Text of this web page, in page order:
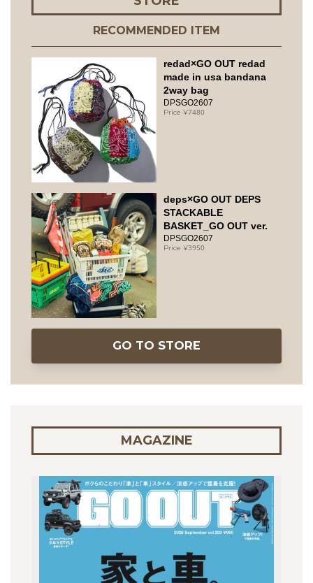
RECOMMENDED ITEM
redad×GO OUT redad
made in usa bandana
2way bag
DPSGO2607
7480
deps×GO OUT DEPS
STACKABLE
BASKET_GO OUT ver.
DPSGO2607
3950
GO TO STORE
MAGAZINE